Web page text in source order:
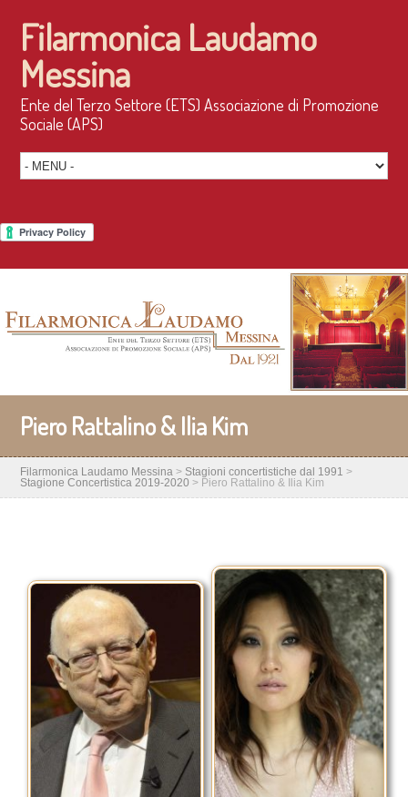
Filarmonica Laudamo
Messina
Ente del Terzo Settore (ETS) Associazione di Promozione
Sociale (APS)
Piero Rattalino & Ilia Kim
Filarmonica Laudamo Messina > Stagioni concertistiche dal 1991 >
Stagione Concertistica 2019-2020 > Piero Rattalino & Ilia Kim